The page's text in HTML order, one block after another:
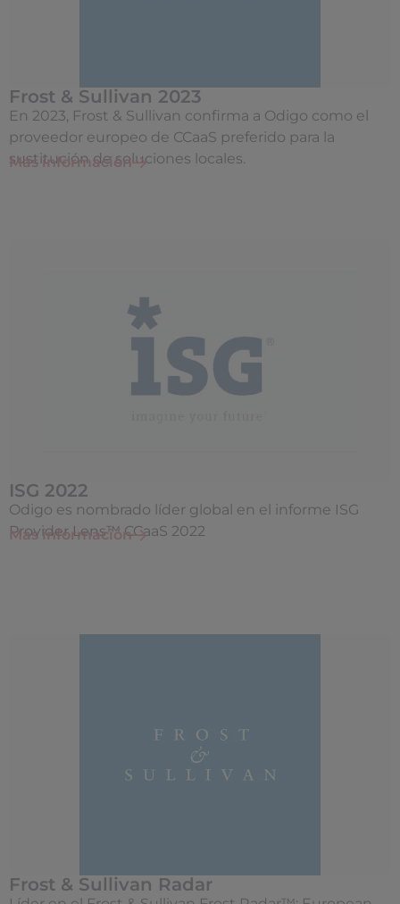
Frost & Sullivan 2023
En 2023, Frost & Sullivan confirma a Odigo como el
proveedor europeo de CCaaS preferido para la
sustitución de soluciones locales.
Más información
ISG 2022
Odigo es nombrado líder global en el informe ISG
Provider Lens™ CCaaS 2022
Más información
Frost & Sullivan Radar